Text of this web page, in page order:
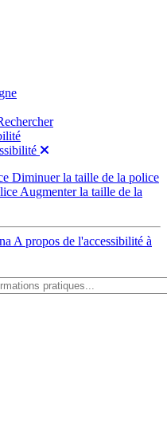
Diminuer la taille de la police
Augmenter la taille de la
A propos de l'accessibilité à